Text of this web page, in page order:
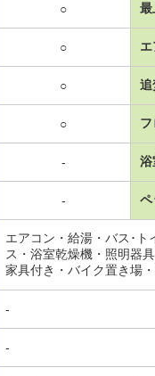
○ 最
○
○ 追
○
- 浴
- ペ
エアコン・給湯・バス･
ス・浴室乾燥機・照明器
家具付き・バイク置き場
-
-